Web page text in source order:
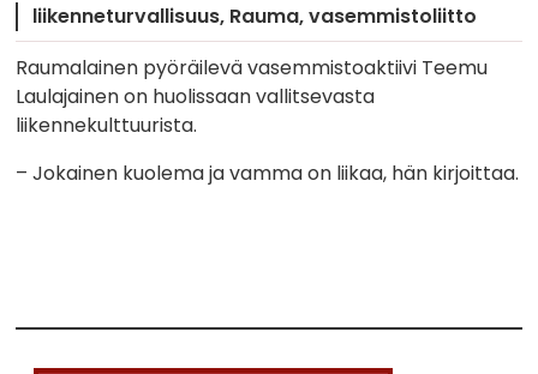
liikenneturvallisuus Rauma vasemmistoliitto
Raumalainen pyöräilevä vasemmistoaktiivi Teemu
Laulajainen on huolissaan vallitsevasta
liikennekulttuurista.
– Jokainen kuolema ja vamma on liikaa, hän kirjoittaa.